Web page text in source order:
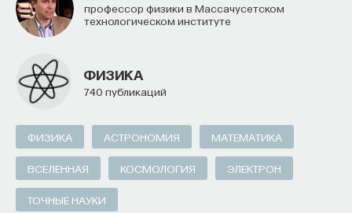
профессор физики в Массачусетском
технологическом институте
ФИЗИКА
740 публикаций
ФИЗИКА АСТРОНОМИЯ МАТЕМАТИКА
ВСЕЛЕННАЯ КОСМОЛОГИЯ ЭЛЕКТРОН
ТОЧНЫЕ НАУКИ